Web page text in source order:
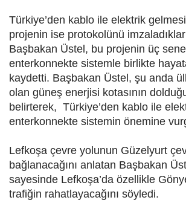
Türkiye’den kablo ile elektrik
projenin ise protokolünü
Başbakan Üstel, bu projenin üç
enterkonnekte sistemle birlikte
kaydetti. Başbakan Üstel, şu anda
olan güneş enerjisi kotasının
belirterek, Türkiye’den kablo ile
enterkonnekte sistemin önemine
Lefkoşa çevre yolunun Güzelyurt
bağlanacağını anlatan Başbakan
sayesinde Lefkoşa’da özellikle
trafiğin rahatlayacağını söyledi.